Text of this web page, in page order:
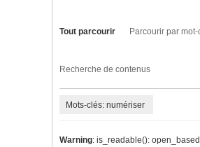
Tout parcourir Parcourir par mot-
Recherche de contenus
Mots-clés: numériser
Warning: is_readable():